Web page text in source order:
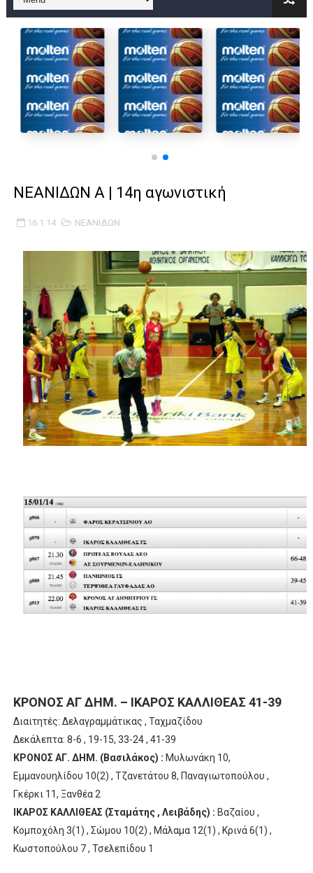
B ΕΦΗΒΩΝ F4 : Χάλκινο το Πέρα 71-56 την Δραπετσώνα στον
Στην National League 2 ο Μανδραϊκός 83-72 τον Εθνικό
Live streaming ΜΠΑΡΑΖ ΑΝΟΔΟΥ ΣΤΗΝ NL 2 : ΑΥΡΙΟ
Β΄ ΕΦΗΒΩΝ F4 : Εντυπωσιακός ο Ρέντης στον τελικό 104-77
ΚΟΡΑΣΙΔΕΣ : Ο Κρόνος Αγίου Δημητρίου τιμήθηκε από το ΔΣ
TEΛΙΚΟΣ ΚΥΠΕΛΛΟΥ: Κυπελλούχος ο Μανδραϊκός σε ματς
ΧΡΟΝΙΑ ΠΟΛΛΑ ΣΤΟ ΕΛΛΗΝΙΚΟ ΜΠΑΣΚΕΤ : 39Η ΕΠΕΤΕΙΟΣ ΑΠΟ
Ο δρόμος για τον 29ο τελικό κυπέλλου ανδρών ΕΣΚΑΝΑ
U21: Τεράστια πρόκριση για τον Πανελευσινιακό στον
Γ΄ανδρών play offs : "Σκληρό" καρύδι η Φιλία Περάματος
ΝΕΑΝΙΔΩΝ Α | 14η αγωνιστική
16.1.14 ΝΕΑΝΙΔΩΝ
ΚΡΟΝΟΣ ΑΓ ΔΗΜ. – ΙΚΑΡΟΣ ΚΑΛΛΙΘΕΑΣ 41-39
Διαιτητές: Δελαγραμμάτικας , Ταχμαζίδου
Δεκάλεπτα: 8-6 , 19-15, 33-24 , 41-39
ΚΡΟΝΟΣ ΑΓ. ΔΗΜ. (Βασιλάκος) : Μυλωνάκη 10,
Εμμανουηλίδου 10(2) , Τζανετάτου 8, Παναγιωτοπούλου ,
Γκέρκι 11, Ξανθέα 2
ΙΚΑΡΟΣ ΚΑΛΛΙΘΕΑΣ (Σταμάτης , Λειβάδης) : Βαζαίου ,
Κομποχόλη 3(1) , Σώμου 10(2) , Μάλαμα 12(1) , Κρινά 6(1) ,
Κωστοπούλου 7 , Τσελεπίδου 1